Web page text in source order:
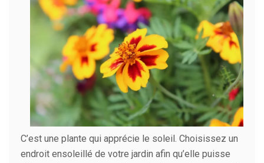
C’est une plante qui apprécie le soleil. Choisissez un
endroit ensoleillé de votre jardin afin qu’elle puisse